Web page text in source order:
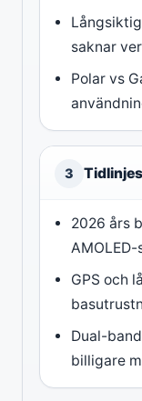
saknar
Polar vs
3
2026 års
GPS och
Dual-
billigare